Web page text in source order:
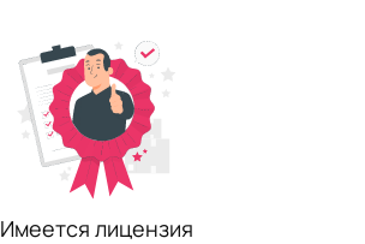
Имеется лицензия